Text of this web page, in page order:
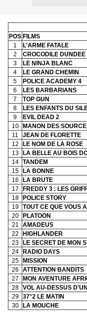
POS FILMS
1
L'ARME FATALE
2
CROCODILE DUNDEE
3
LE NINJA BLANC
4
LE GRAND CHEMIN
5
POLICE ACADEMY 4
6
LES BARBARIANS
7
TOP GUN
8
LES ENFANTS DU
9
EVIL DEAD 2
10
MANON DES
11
JEAN DE FLORETTE
12
LE NOM DE LA ROSE
13
LA BELLE AU BOIS
14
TANDEM
15
LA BONNE
16
LA BRUTE
17
FREDDY 3 : LES
18
POLICE STORY
19
TOUT CE QUE VOUS
20
PLATOON
21
AMADEUS
22
HIGHLANDER
23
LE SECRET DE MON
24
RADIO DAYS
25
MISSION
26
ATTENTION BANDITS
27
MON AVENTURE
28
VOL AU-DESSUS
29
37°2 LE MATIN
30
LA MOUCHE